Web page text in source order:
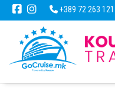
+389 72 263 121